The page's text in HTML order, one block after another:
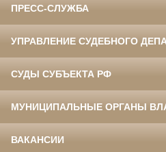
ПРЕСС-СЛУЖБА
УПРАВЛЕНИЕ СУДЕБНОГО
СУДЫ СУБЪЕКТА РФ
МУНИЦИПАЛЬНЫЕ ОРГАНЫ
ВАКАНСИИ